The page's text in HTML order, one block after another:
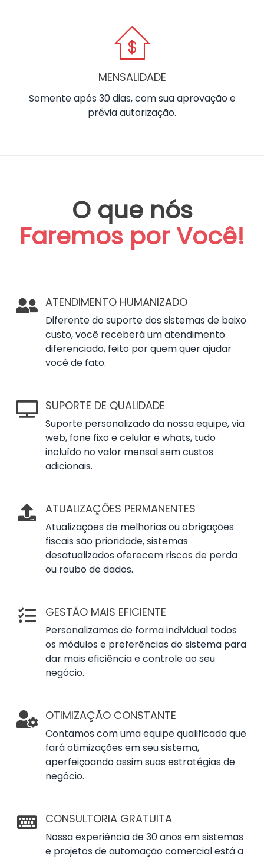
MENSALIDADE
Somente após 30 dias, com sua aprovação e
prévia autorização.
O que nós
Faremos por Você!
ATENDIMENTO HUMANIZADO
Diferente do suporte dos sistemas de baixo
custo, você receberá um atendimento
diferenciado, feito por quem quer ajudar
você de fato.
SUPORTE DE QUALIDADE
Suporte personalizado da nossa equipe, via
web, fone fixo e celular e whats, tudo
incluído no valor mensal sem custos
adicionais.
ATUALIZAÇÕES PERMANENTES
Atualizações de melhorias ou obrigações
fiscais são prioridade, sistemas
desatualizados oferecem riscos de perda
ou roubo de dados.
GESTÃO MAIS EFICIENTE
Personalizamos de forma individual todos
os módulos e preferências do sistema para
dar mais eficiência e controle ao seu
negócio.
OTIMIZAÇÃO CONSTANTE
Contamos com uma equipe qualificada que
fará otimizações em seu sistema,
aperfeiçoando assim suas estratégias de
negócio.
CONSULTORIA GRATUITA
Nossa experiência de 30 anos em sistemas
e projetos de automação comercial está a